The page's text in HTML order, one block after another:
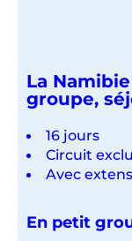
La
groupe,
16 jours
Circuit
Avec
En petit